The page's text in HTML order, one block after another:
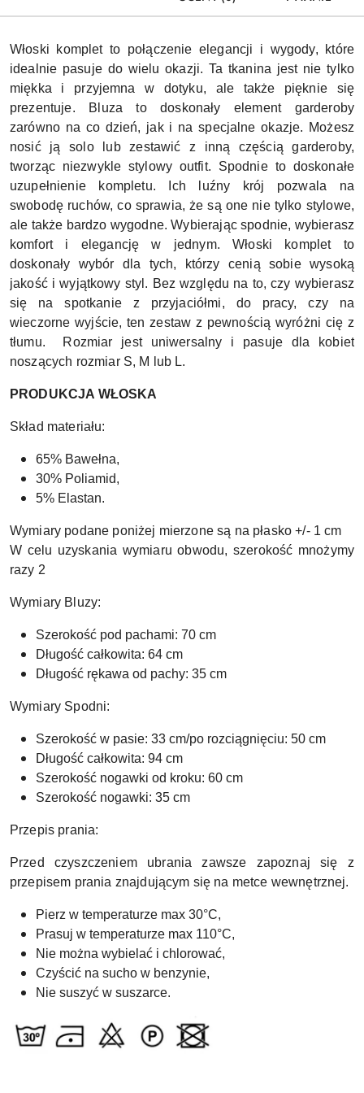
Włoski komplet to połączenie elegancji i wygody, które
idealnie pasuje do wielu okazji. Ta tkanina jest nie tylko
miękka i przyjemna w dotyku, ale także pięknie się
prezentuje. Bluza to doskonały element garderoby
zarówno na co dzień, jak i na specjalne okazje. Możesz
nosić ją solo lub zestawić z inną częścią garderoby,
tworząc niezwykle stylowy outfit. Spodnie to doskonałe
uzupełnienie kompletu. Ich luźny krój pozwala na
swobodę ruchów, co sprawia, że są one nie tylko stylowe,
ale także bardzo wygodne. Wybierając spodnie, wybierasz
komfort i elegancję w jednym. Włoski komplet to
doskonały wybór dla tych, którzy cenią sobie wysoką
jakość i wyjątkowy styl. Bez względu na to, czy wybierasz
się na spotkanie z przyjaciółmi, do pracy, czy na
wieczorne wyjście, ten zestaw z pewnością wyróżni cię z
tłumu. Rozmiar jest uniwersalny i pasuje dla kobiet
noszących rozmiar S, M lub L.
PRODUKCJA WŁOSKA
Skład materiału:
65% Bawełna,
30% Poliamid,
5% Elastan.
Wymiary podane poniżej mierzone są na płasko +/- 1 cm
W celu uzyskania wymiaru obwodu, szerokość mnożymy
razy 2
Wymiary Bluzy:
Szerokość pod pachami: 70 cm
Długość całkowita: 64 cm
Długość rękawa od pachy: 35 cm
Wymiary Spodni:
Szerokość w pasie: 33 cm/po rozciągnięciu: 50 cm
Długość całkowita: 94 cm
Szerokość nogawki od kroku: 60 cm
Szerokość nogawki: 35 cm
Przepis prania:
Przed czyszczeniem ubrania zawsze zapoznaj się z
przepisem prania znajdującym się na metce wewnętrznej.
Pierz w temperaturze max 30°C,
Prasuj w temperaturze max 110°C,
Nie można wybielać i chlorować,
Czyścić na sucho w benzynie,
Nie suszyć w suszarce.